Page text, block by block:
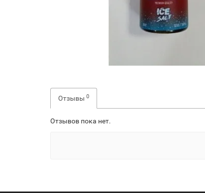
Отзывы 0
Отзывов пока нет.